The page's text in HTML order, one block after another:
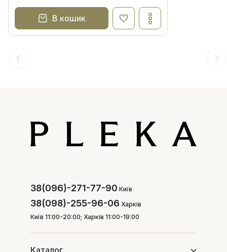
В кошик
38(096)-271-77-90 Київ
38(098)-255-96-06 Харків
Київ 11:00-20:00; Харків 11:00-19:00